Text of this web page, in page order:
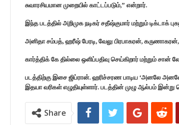
சுவாரசியமான முறையில் காட்டப்படும்,” என்றார்.
இந்த படத்தில் அறிமுக நடிகர் சதீஷ்குமார் மற்றும் டிக்டாக்
அனிதா சம்பத், ஹரீஷ் பேரடி, வேலு பிரபாகரன்,
கார்த்திக் கே தில்லை ஒளிப்பதிவு செய்கிறார் மற்றும்
படத்திற்கு இசை ஜிப்ரான். ஹரிச்சரண பாடிய ‘அனலே
இதயா வரிகள் எழுதியுள்ளார். படத்தின் முழு ஆல்பம் இன்று
Share